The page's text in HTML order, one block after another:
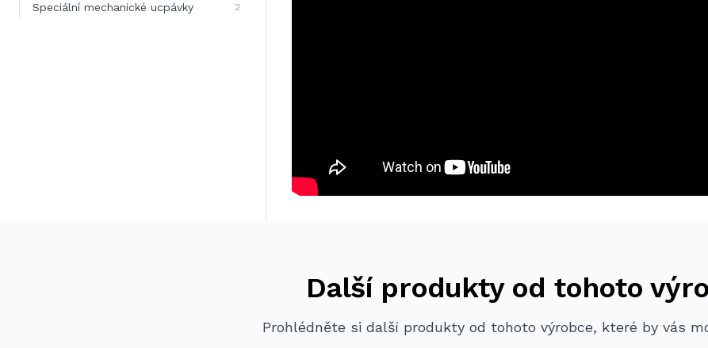
Speciální mechanické ucpávky 2
Další produkty od tohoto
Prohlédněte si další produkty od tohoto výrobce, které by vás